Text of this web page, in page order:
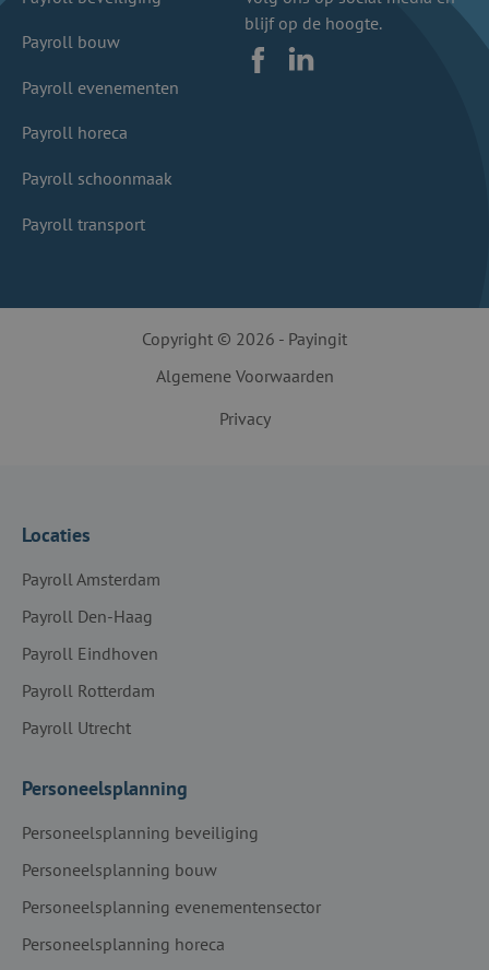
Payroll bouw
Payroll evenementen
Payroll horeca
Payroll schoonmaak
Payroll transport
blijf op de hoogte.
FacebookLinkedIn
Copyright © 2026 - Payingit
Algemene Voorwaarden
Privacy
Locaties
Payroll Amsterdam
Payroll Den-Haag
Payroll Eindhoven
Payroll Rotterdam
Payroll Utrecht
Personeelsplanning
Personeelsplanning beveiliging
Personeelsplanning bouw
Personeelsplanning evenementensector
Personeelsplanning horeca